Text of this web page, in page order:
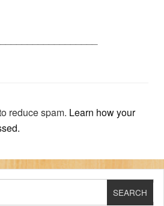
reduce spam. Learn how your